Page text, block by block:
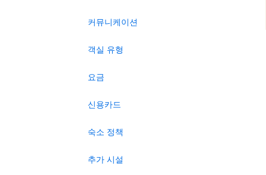
커뮤니케이션
객실 유형
요금
신용카드
숙소 정책
추가 시설